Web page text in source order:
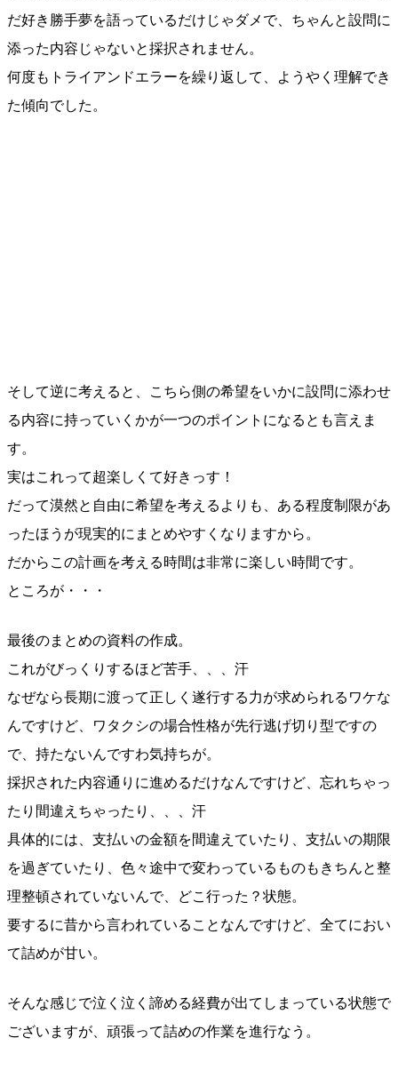
だ好き勝手夢を語っているだけじゃダメで、ちゃんと設問に
添った内容じゃないと採択されません。
何度もトライアンドエラーを繰り返して、ようやく理解でき
た傾向でした。
そして逆に考えると、こちら側の希望をいかに設問に添わせ
る内容に持っていくかが一つのポイントになるとも言えま
す。
実はこれって超楽しくて好きっす！
だって漠然と自由に希望を考えるよりも、ある程度制限があ
ったほうが現実的にまとめやすくなりますから。
だからこの計画を考える時間は非常に楽しい時間です。
ところが・・・
最後のまとめの資料の作成。
これがびっくりするほど苦手、、、汗
なぜなら長期に渡って正しく遂行する力が求められるワケな
んですけど、ワタクシの場合性格が先行逃げ切り型ですの
で、持たないんですわ気持ちが。
採択された内容通りに進めるだけなんですけど、忘れちゃっ
たり間違えちゃったり、、、汗
具体的には、支払いの金額を間違えていたり、支払いの期限
を過ぎていたり、色々途中で変わっているものもきちんと整
理整頓されていないんで、どこ行った？状態。
要するに昔から言われていることなんですけど、全てにおい
て詰めが甘い。
そんな感じで泣く泣く諦める経費が出てしまっている状態で
ございますが、頑張って詰めの作業を進行なう。